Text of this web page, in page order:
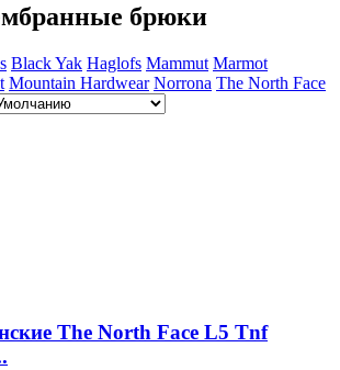
брюки
Black Yak Haglofs Mammut Marmot
Mountain Hardwear Norrona The North Face
The North Face L5 Tnf